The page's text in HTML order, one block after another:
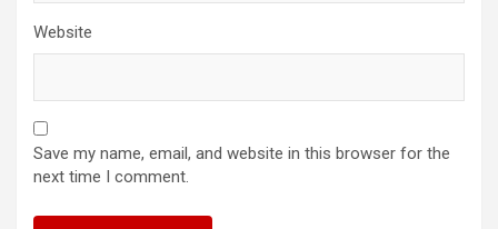
Website
Save my name, email, and website in this browser for the
next time I comment.